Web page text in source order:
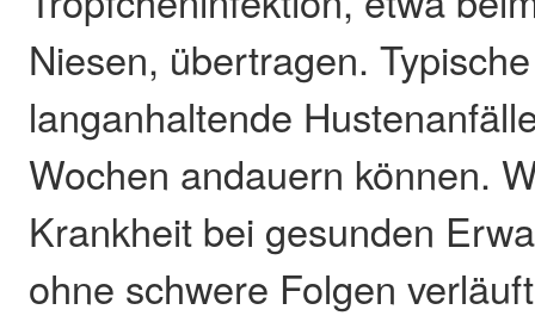
Niesen, übertragen.
langanhaltende
Wochen andauern können.
Krankheit bei gesunden
ohne schwere Folgen